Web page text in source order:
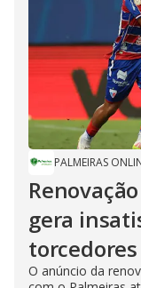
PALMEIRAS
gera
O anúncio da